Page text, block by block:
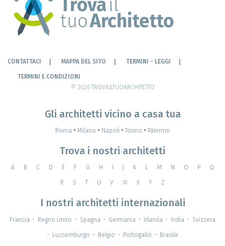
CONTATTACI MAPPA DEL SITO TERMINI - LEGGI
TERMINI E CONDIZIONI
© 2026 TROVAILTUOARCHITETTO
Gli architetti vicino a casa tua
Roma • Milano • Napoli • Torino • Palermo
Trova i nostri architetti
A B C D E F G H K L M N O P Q
R S T U V W X Y Z
I nostri architetti internazionali
Francia • Regno Unito • Spagna • Germania • Irlanda • India • Svizzera
• Lussemburgo • Belgio • Portogallo • Brasile